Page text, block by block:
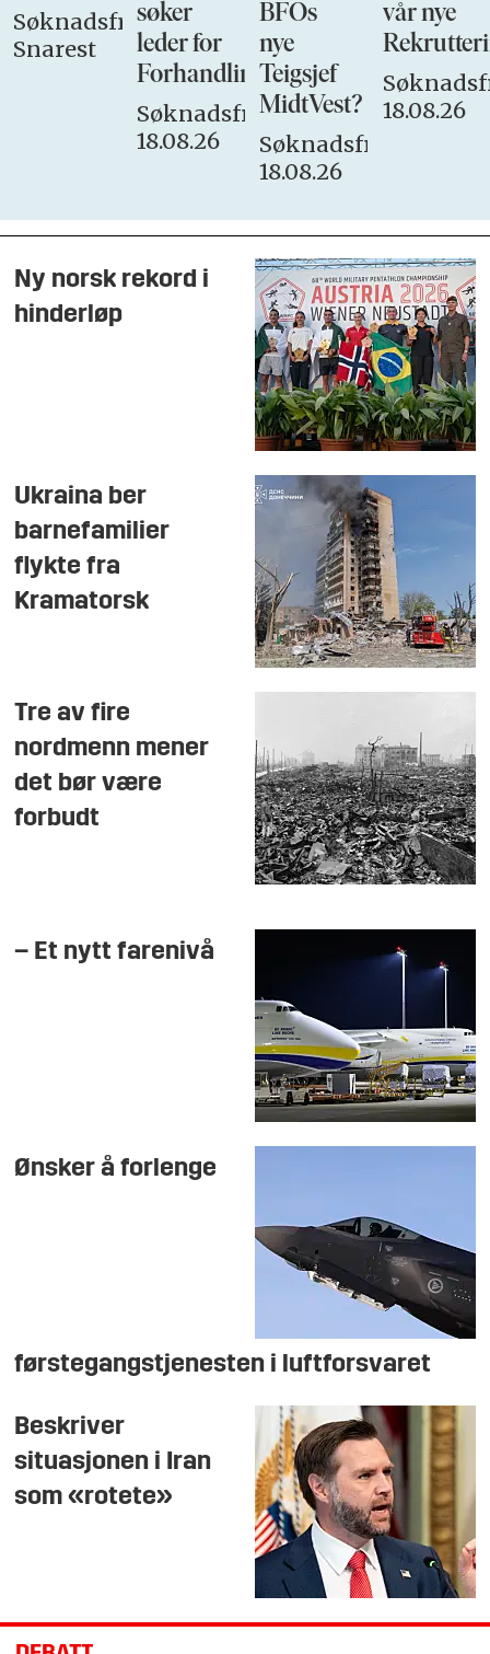
Søknadsfrist:
Snarest
søker
leder for
Forhandlingsutvalget
Søknadsfrist:
18.08.26
BFOs
nye
Teigsjef
MidtVest?
Søknadsfrist:
18.08.26
vår nye
18.08.26
Ny norsk rekord i
hinderløp
Ukraina ber
barnefamilier
flykte fra
Kramatorsk
Tre av fire
nordmenn mener
det bør være
forbudt
– Et nytt farenivå
Ønsker å forlenge
førstegangstjenesten i luftforsvaret
Beskriver
situasjonen i Iran
som «rotete»